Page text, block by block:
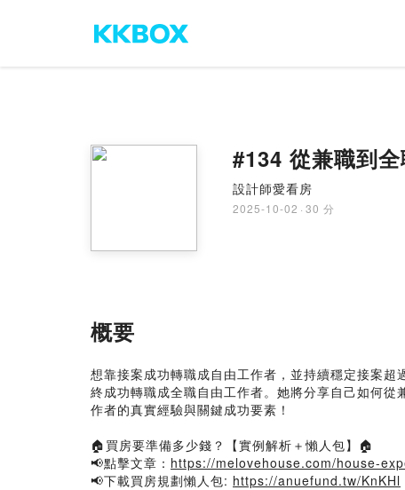
#134 從兼職到
設計師愛看房
2025-10-02 · 30 分
概要
想靠接案成功轉職成自由工作者，並持續穩定接案
終成功轉職成全職自由工作者。她將分享自己如何
作者的真實經驗與關鍵成功要素！
🏠買房要準備多少錢？【實例解析＋懶人包】🏠
📢點擊文章： https://melovehouse.com/house-
📢下載買房規劃懶人包: https://anuefund.tw/KnKHl